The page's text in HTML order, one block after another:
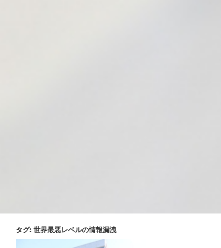
タグ: 世界最悪レベルの情報漏洩